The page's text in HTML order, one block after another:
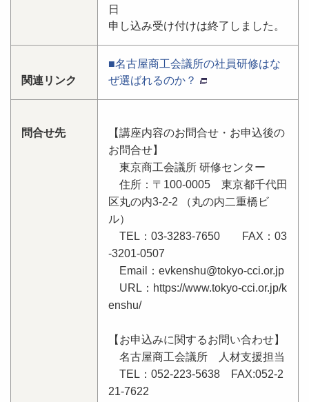
日
申し込み受け付けは終了しました。
関連リンク
■名古屋商工会議所の社員研修はな
ぜ選ばれるのか？
問合せ先
【講座内容のお問合せ・お申込後の
お問合せ】
東京商工会議所 研修センター
住所：〒100-0005 東京都千代田
区丸の内3-2-2 （丸の内二重橋ビ
ル）
TEL：03-3283-7650 FAX：03
-3201-0507
Email：evkenshu@tokyo-cci.or.jp
URL：https://www.tokyo-cci.or.jp/k
enshu/
【お申込みに関するお問い合わせ】
名古屋商工会議所 人材支援担当
TEL：052-223-5638 FAX:052-2
21-7622